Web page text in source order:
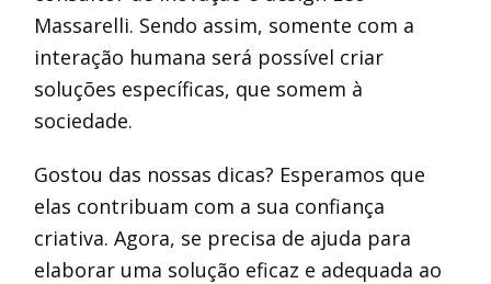
Massarelli. Sendo assim, somente com a
interação humana será possível criar
soluções específicas, que somem à
sociedade.
Gostou das nossas dicas? Esperamos que
elas contribuam com a sua confiança
criativa. Agora, se precisa de ajuda para
elaborar uma solução eficaz e adequada ao